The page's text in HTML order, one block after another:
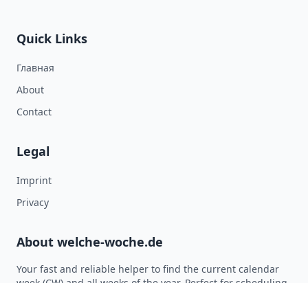
Quick Links
Главная
About
Contact
Legal
Imprint
Privacy
About welche-woche.de
Your fast and reliable helper to find the current calendar